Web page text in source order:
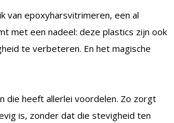
van epoxyharsvitrimeren, een al
met een nadeel: deze plastics zijn ook
te verbeteren. En het magische
die heeft allerlei voordelen. Zo zorgt
is, zonder dat die stevigheid ten